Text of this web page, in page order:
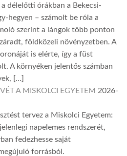
délelőtti órákban a Bekecsi-
hegyen – számolt be róla a
szerint a lángok több ponton
földközeli növényzetben. A
is elérte, így a füst
A környéken jelentős számban
[…]
A MISKOLCI EGYETEM 2026-
tervez a Miskolci Egyetem:
napelemes rendszerét,
fedezhesse saját
forrásból.